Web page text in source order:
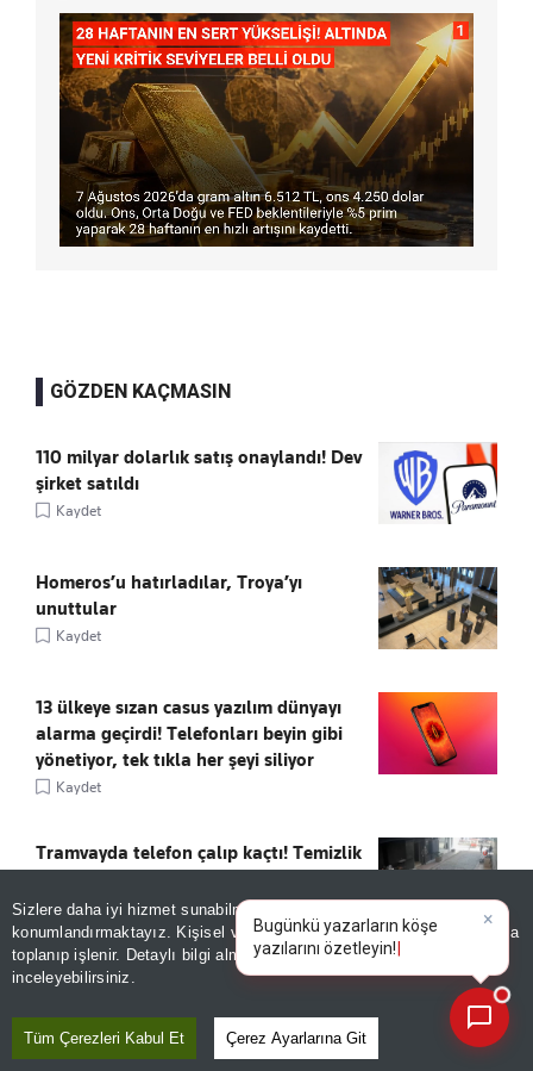
Sizlere daha iyi hizmet sunabilmek adına sitemizde
konumlandırmaktayız. Kişisel verileriniz, KVKK ve GDPR kapsamında
toplanıp işlenir. Detaylı bilgi almak içinAydınlatma Metnimizi
inceleyebilirsiniz.
Tüm Çerezleri Kabul Et Çerez Ayarlarına Git
GÖZDEN KAÇMASIN
110 milyar dolarlık satış onaylandı! Dev
şirket satıldı
Kaydet
Homeros’u hatırladılar, Troya’yı
unuttular
Kaydet
13 ülkeye sızan casus yazılım dünyayı
alarma geçirdi! Telefonları beyin gibi
yönetiyor, tek tıkla her şeyi siliyor
Kaydet
Tramvayda telefon çalıp kaçtı! Temizlik
kamerada
Kaydet
Bugünkü yazarların k